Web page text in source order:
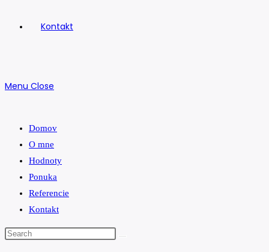
Kontakt
Menu Close
Domov
O mne
Hodnoty
Ponuka
Referencie
Kontakt
Search